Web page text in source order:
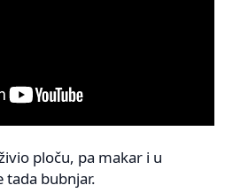
ploču, pa makar i u
tada bubnjar.